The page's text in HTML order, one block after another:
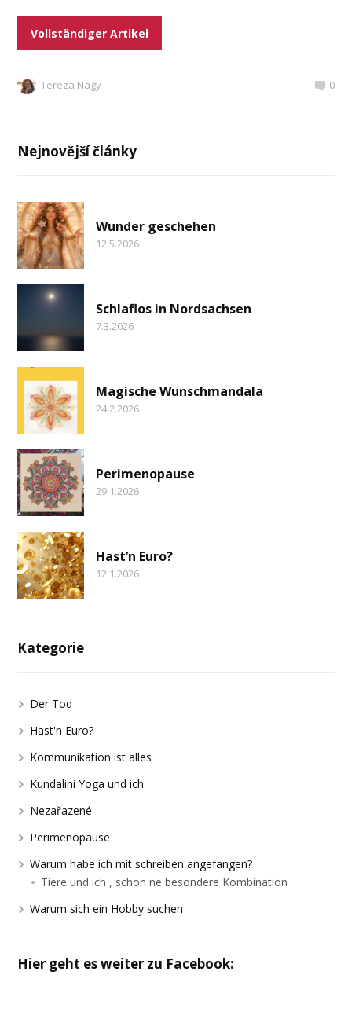
Vollständiger Artikel
Tereza Nagy 0
Nejnovější články
Wunder geschehen
12.5.2026
Schlaflos in Nordsachsen
7.3.2026
Magische Wunschmandala
24.2.2026
Perimenopause
29.1.2026
Hast’n Euro?
12.1.2026
Kategorie
Der Tod
Hast'n Euro?
Kommunikation ist alles
Kundalini Yoga und ich
Nezařazené
Perimenopause
Warum habe ich mit schreiben angefangen?
Tiere und ich , schon ne besondere Kombination
Warum sich ein Hobby suchen
Hier geht es weiter zu Facebook: